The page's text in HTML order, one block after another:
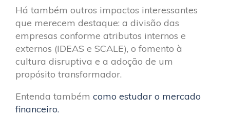
Há também outros impactos interessantes
que merecem destaque: a divisão das
empresas conforme atributos internos e
externos (IDEAS e SCALE), o fomento à
cultura disruptiva e a adoção de um
propósito transformador.
Entenda também como estudar o mercado
financeiro.